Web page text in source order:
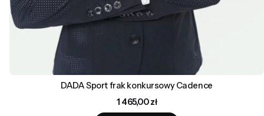
DADA Sport frak konkursowy Cadence
Cena
1 465,00 zł